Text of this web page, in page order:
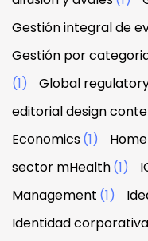
Gestión integral de
Gestión por
(1)
Global
editorial design
Economics(1)
sector mHealth(1)
Management (1)
Identidad corporativa